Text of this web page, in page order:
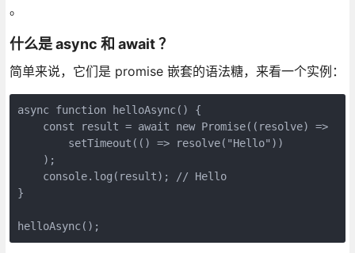
。
什么是 async 和 await ？
简单来说，它们是 promise 嵌套的语法糖，来看一个实例：
async function helloAsync() {
    const result = await new Promise((resolve) =>
        setTimeout(() => resolve("Hello"))
    );
    console.log(result); // Hello
}